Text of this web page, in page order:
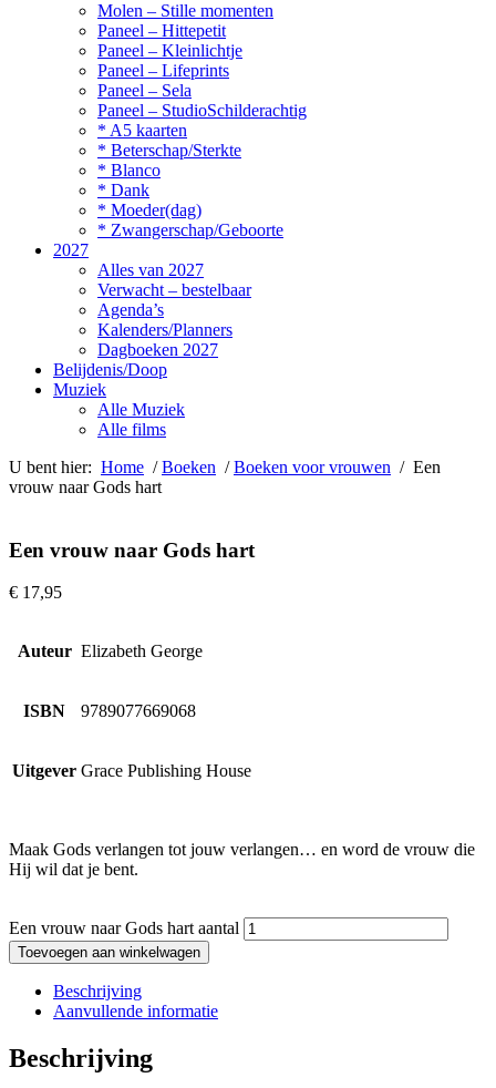
Molen – Stille momenten
Paneel – Hittepetit
Paneel – Kleinlichtje
Paneel – Lifeprints
Paneel – Sela
Paneel – StudioSchilderachtig
* A5 kaarten
* Beterschap/Sterkte
* Blanco
* Dank
* Moeder(dag)
* Zwangerschap/Geboorte
2027
Alles van 2027
Verwacht – bestelbaar
Agenda’s
Kalenders/Planners
Dagboeken 2027
Belijdenis/Doop
Muziek
Alle Muziek
Alle films
U bent hier: Home /Boeken /Boeken voor vrouwen / Een
vrouw naar Gods hart
Een vrouw naar Gods hart
€ 17,95
Auteur Elizabeth George
ISBN 9789077669068
Uitgever Grace Publishing House
Maak Gods verlangen tot jouw verlangen… en word de vrouw die
Hij wil dat je bent.
Een vrouw naar Gods hart aantal
Toevoegen aan winkelwagen
Beschrijving
Aanvullende informatie
Beschrijving